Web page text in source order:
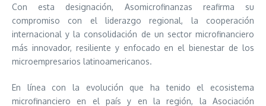
Con esta designación, Asomicrofinanzas reafirma su
compromiso con el liderazgo regional, la cooperación
internacional y la consolidación de un sector microfinanciero
más innovador, resiliente y enfocado en el bienestar de los
microempresarios latinoamericanos.
En línea con la evolución que ha tenido el ecosistema
microfinanciero en el país y en la región, la Asociación